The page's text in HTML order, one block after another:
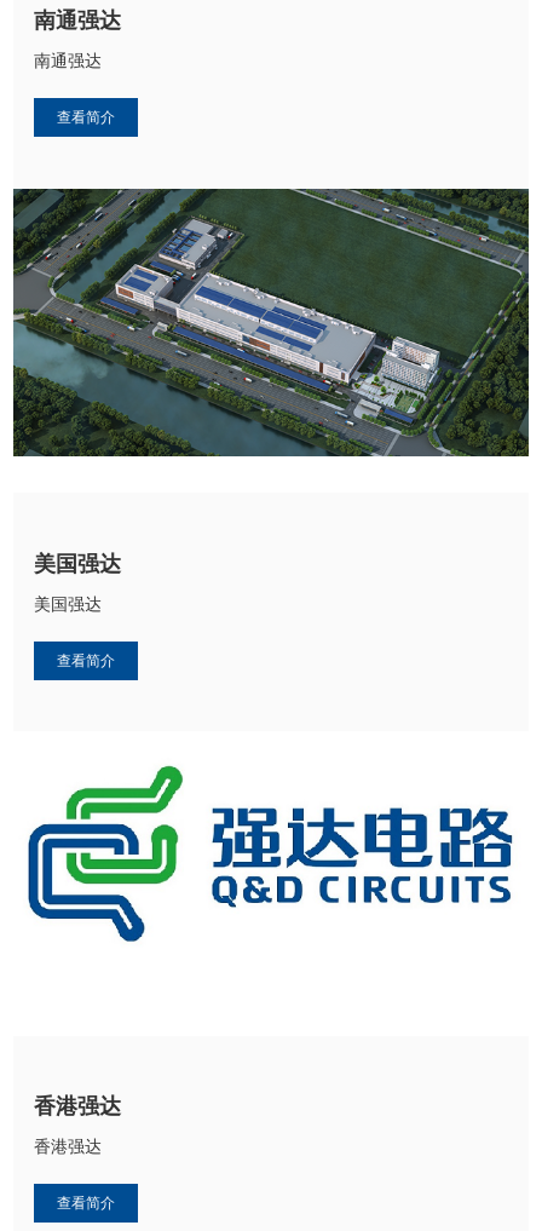
南通强达
南通强达
查看简介
美国强达
美国强达
查看简介
香港强达
香港强达
查看简介